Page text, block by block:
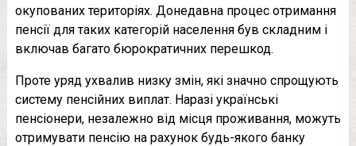
окупованих територіях. Донедавна процес отримання
пенсії для таких категорій населення був складним і
включав багато бюрократичних перешкод.
Проте уряд ухвалив низку змін, які значно спрощують
систему пенсійних виплат. Наразі українські
пенсіонери, незалежно від місця проживання, можуть
отримувати пенсію на рахунок будь-якого банку